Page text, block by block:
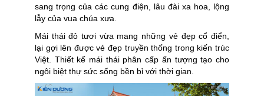
sang trọng của các cung điện, lâu đài xa hoa, lộng
lẫy của vua chúa xưa.
Mái thái đỏ tươi vừa mang những vẻ đẹp cổ điển,
lại gợi lên được vẻ đẹp truyền thống trong kiến trúc
Việt. Thiết kế mái thái phân cấp ấn tượng tạo cho
ngôi biệt thự sức sống bền bỉ với thời gian.